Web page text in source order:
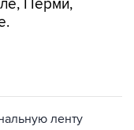
новостей сайта